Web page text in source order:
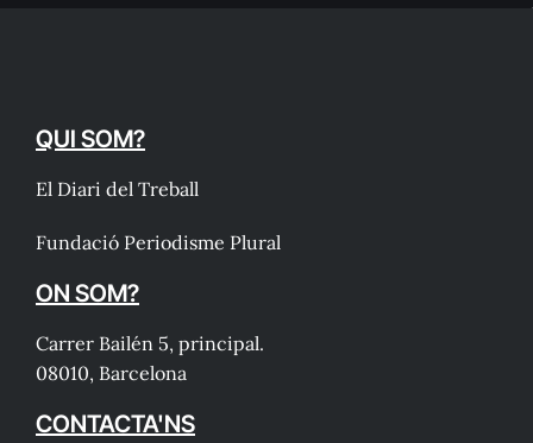
QUI SOM?
El Diari del Treball
Fundació Periodisme Plural
ON SOM?
Carrer Bailén 5, principal.
08010, Barcelona
CONTACTA'NS